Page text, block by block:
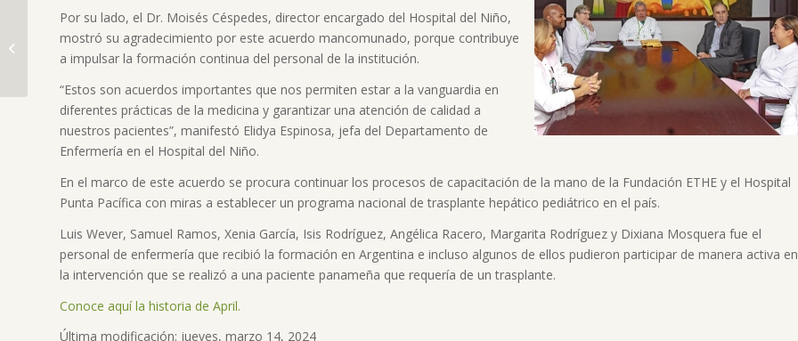
Por su lado, el Dr. Moisés Céspedes, director encargado del Hospital del Niño,
mostró su agradecimiento por este acuerdo mancomunado, porque contribuye
a impulsar la formación continua del personal de la institución.
“Estos son acuerdos importantes que nos permiten estar a la vanguardia en
diferentes prácticas de la medicina y garantizar una atención de calidad a
nuestros pacientes”, manifestó Elidya Espinosa, jefa del Departamento de
Enfermería en el Hospital del Niño.
En el marco de este acuerdo se procura continuar los procesos de capacitación de la mano de la Fundación ETHE y el Hospital
Punta Pacífica con miras a establecer un programa nacional de trasplante hepático pediátrico en el país.
Luis Wever, Samuel Ramos, Xenia García, Isis Rodríguez, Angélica Racero, Margarita Rodríguez y Dixiana Mosquera fue el
personal de enfermería que recibió la formación en Argentina e incluso algunos de ellos pudieron participar de manera activa en
la intervención que se realizó a una paciente panameña que requería de un trasplante.
Conoce aquí la historia de April.
Última modificación: jueves, marzo 14, 2024
Hospital del Niño
fortalece su equipo de
enfermería y técnicos
de enferm...